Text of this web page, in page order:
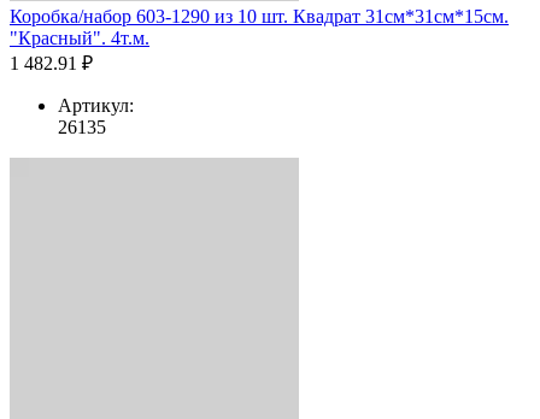
Коробка/набор 603-1290 из 10 шт. Квадрат 31см*31см*15см.
"Красный". 4т.м.
1 482.91 ₽
Артикул:
26135